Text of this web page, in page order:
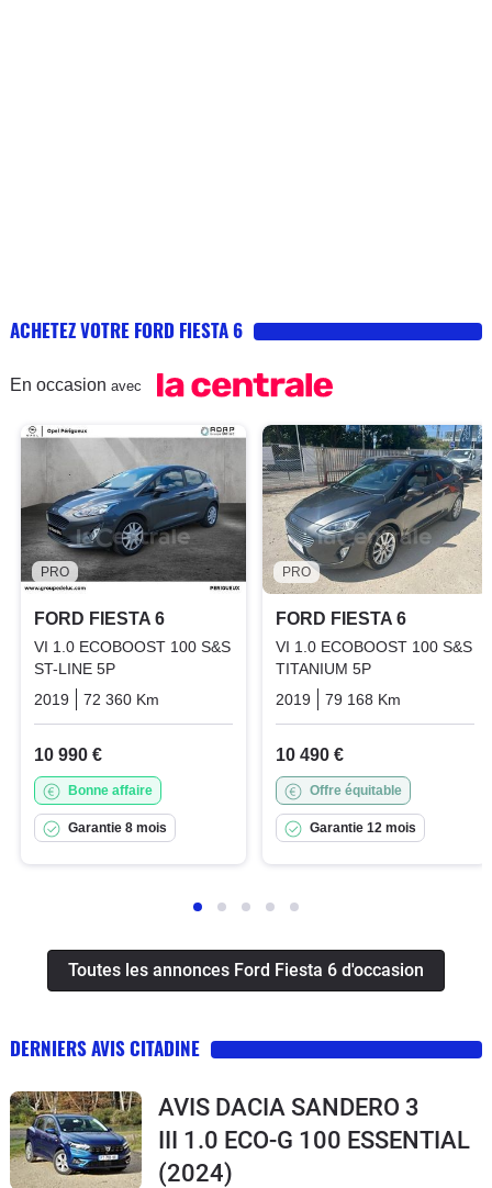
ACHETEZ VOTRE FORD FIESTA 6
En occasion avec
PRO
FORD FIESTA 6
VI 1.0 ECOBOOST 100 S&S
ST-LINE 5P
2019
72 360 Km Essence
10 990 €
Bonne affaire
Garantie 8 mois
PRO
FORD FIESTA 6
VI 1.0 ECOBOOST 100 S&S
TITANIUM 5P
2019
79 168 Km
10 490 €
Offre équitable
Garantie 12 mois
Toutes les annonces Ford Fiesta 6 d'occasion
DERNIERS AVIS CITADINE
AVIS DACIA SANDERO 3
III 1.0 ECO-G 100 ESSENTIAL
(2024)